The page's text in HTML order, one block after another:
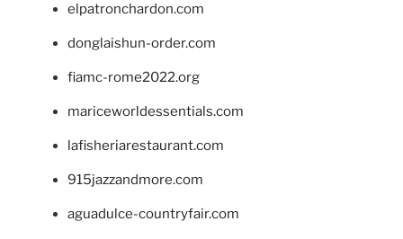
elpatronchardon.com
donglaishun-order.com
fiamc-rome2022.org
mariceworldessentials.com
lafisheriarestaurant.com
915jazzandmore.com
aguadulce-countryfair.com